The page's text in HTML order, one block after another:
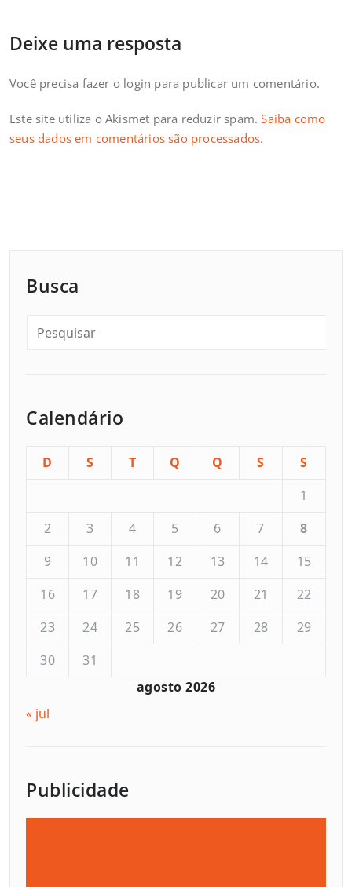
Deixe uma resposta
Você precisa fazer o login para publicar um comentário.
Este site utiliza o Akismet para reduzir spam.Saiba como
seus dados em comentários são processados.
Busca
Calendário
agosto 2026
D S T Q Q S
S
1
2
3 4 5 6 7
8
9
10 11 12 13 14
15
16
17 18 19 20 21
22
23
24 25 26 27 28
29
30
31
« jul
Publicidade